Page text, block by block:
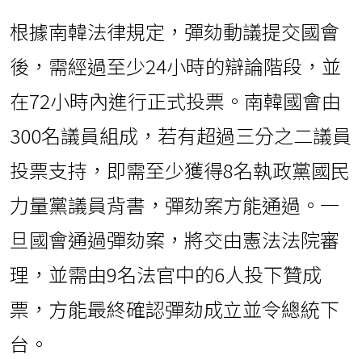
根據南韓法律規定，彈劾動議提交國會
後，需經過至少24小時的辯論階段，並
在72小時內進行正式投票。南韓國會由
300名議員組成，若有超過三分之二議員
投票支持，即需至少獲得8名執政黨國民
力量黨議員背書，彈劾案方能通過。一
旦國會通過彈劾案，將交由憲法法院審
理，並需由9名法官中的6人投下贊成
票，方能最終確認彈劾成立並令總統下
台。